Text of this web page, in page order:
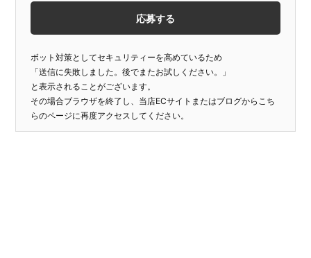
ボット対策としてセキュリティーを高めているため
「送信に失敗しました。後でまたお試しください。」
と表示されることがございます。
その場合ブラウザを終了し、当店ECサイトまたはブログからこち
らのページに再度アクセスしてください。